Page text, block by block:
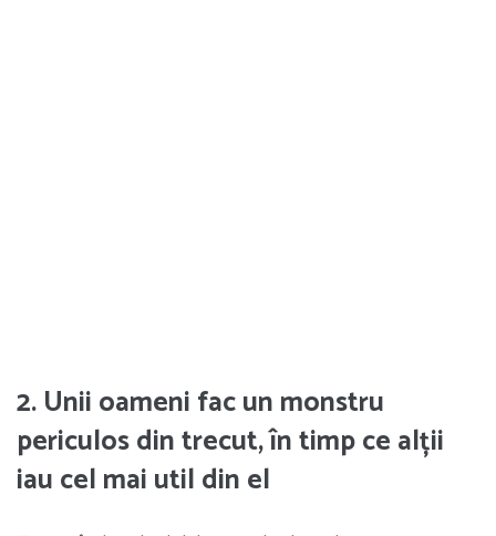
2. Unii oameni fac un monstru
periculos din trecut, în timp ce alții
iau cel mai util din el